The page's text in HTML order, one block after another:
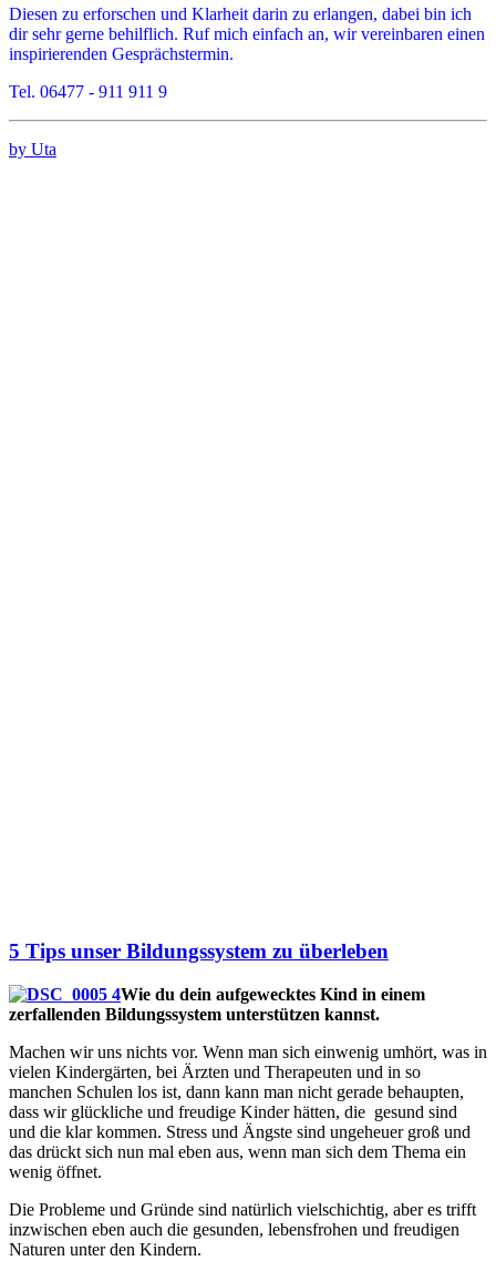
Diesen zu erforschen und Klarheit darin zu erlangen, dabei bin ich
dir sehr gerne behilflich. Ruf mich einfach an, wir vereinbaren einen
inspirierenden Gesprächstermin.
Tel. 06477 - 911 911 9
by Uta
5 Tips unser Bildungssystem zu überleben
Wie du dein aufgewecktes Kind in einem
zerfallenden Bildungssystem unterstützen kannst.
Machen wir uns nichts vor. Wenn man sich einwenig umhört, was in
vielen Kindergärten, bei Ärzten und Therapeuten und in so
manchen Schulen los ist, dann kann man nicht gerade behaupten,
dass wir glückliche und freudige Kinder hätten, die gesund sind
und die klar kommen. Stress und Ängste sind ungeheuer groß und
das drückt sich nun mal eben aus, wenn man sich dem Thema ein
wenig öffnet.
Die Probleme und Gründe sind natürlich vielschichtig, aber es trifft
inzwischen eben auch die gesunden, lebensfrohen und freudigen
Naturen unter den Kindern.